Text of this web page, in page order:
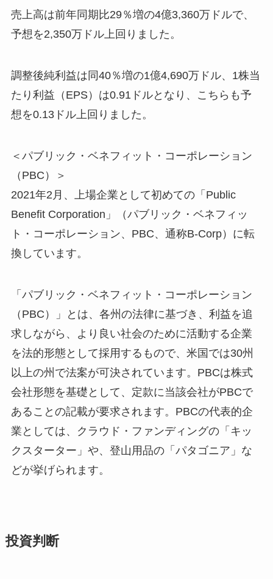
売上高は前年同期比29％増の4億3,360万ドルで、
予想を2,350万ドル上回りました。
調整後純利益は同40％増の1億4,690万ドル、1株当
たり利益（EPS）は0.91ドルとなり、こちらも予
想を0.13ドル上回りました。
＜パブリック・ベネフィット・コーポレーション
（PBC）＞
2021年2月、上場企業として初めての「Public
Benefit Corporation」（パブリック・ベネフィッ
ト・コーポレーション、PBC、通称B-Corp）に転
換しています。
「パブリック・ベネフィット・コーポレーション
（PBC）」とは、各州の法律に基づき、利益を追
求しながら、より良い社会のために活動する企業
を法的形態として採用するもので、米国では30州
以上の州で法案が可決されています。PBCは株式
会社形態を基礎として、定款に当該会社がPBCで
あることの記載が要求されます。PBCの代表的企
業としては、クラウド・ファンディングの「キッ
クスターター」や、登山用品の「パタゴニア」な
どが挙げられます。
投資判断